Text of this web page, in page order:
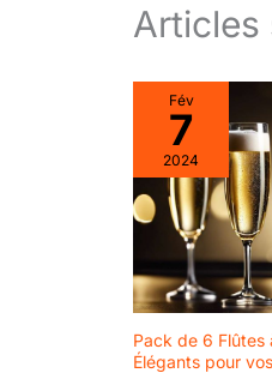
Articles
Fév
7
2024
Pack de 6 Flûtes
Élégants pour